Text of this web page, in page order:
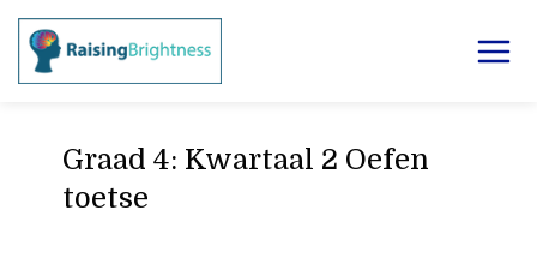
Graad 4: Kwartaal 2 Oefen
toetse